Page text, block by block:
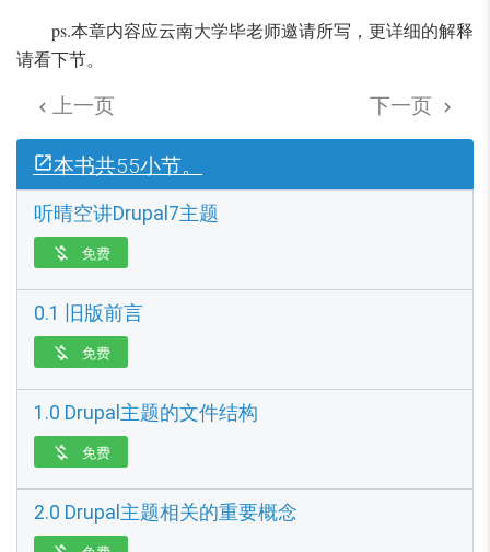
ps.本章内容应云南大学毕老师邀请所写，更详细的解释
请看下节。
 上一页 下一页 
本书共55小节。
听晴空讲Drupal7主题
 免费
0.1 旧版前言
 免费
1.0 Drupal主题的文件结构
 免费
2.0 Drupal主题相关的重要概念